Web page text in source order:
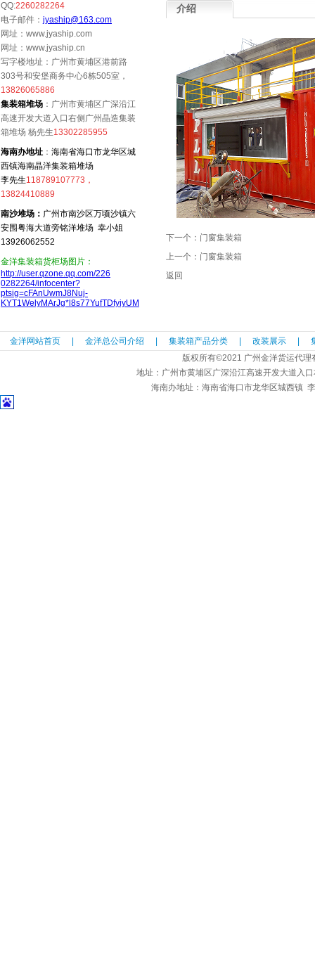
QQ:2260282264
电子邮件： jyaship@163.com
网址：www.jyaship.com
网址：www.jyaship.cn
写字楼地址：广州市黄埔区港前路
303号和安堡商务中心6栋505室，
13826065886
集装箱堆场 ：广州市黄埔区广深沿江
高速开发大道入口右侧广州晶造集装
箱堆场 杨先生13302285955
海南办地址 ： 海南省海口市龙华区城
西镇海南晶洋集装箱堆场
李先生118789107773，
13824410889
南沙堆场： 广州市南沙区万顷沙镇六
安围粤海大道旁铭洋堆场 幸小姐
13926062552
金洋集装箱货柜场图片：
http://user.qzone.qq.com/226
0282264/infocenter?
ptsig=cFAnUwmJ8Nuj-
KYT1WelyMArJg*l8s77YufTDfyiyUM
介绍
下一个： 门窗集装箱
上一个： 门窗集装箱
返回
金洋网站首页 金洋总公司介绍 集装箱产品分类 改装展示
版权所有©2021 广州金洋货运代
地址：广州市黄埔区广深沿江高速开发大道入
海南办地址：海南省海口市龙华区城西镇